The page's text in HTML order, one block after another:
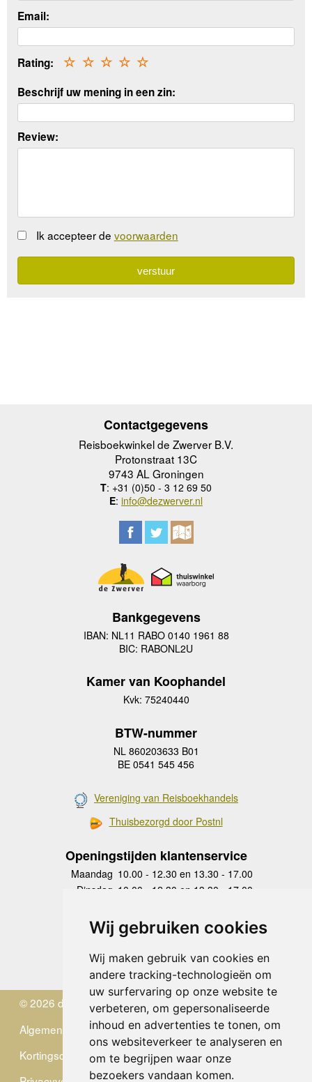
Wij gebruiken cookies
Wij maken gebruik van cookies en
andere tracking-technologieën om
uw surfervaring op onze website te
verbeteren, om gepersonaliseerde
inhoud en advertenties te tonen, om
ons websiteverkeer te analyseren en
om te begrijpen waar onze
bezoekers vandaan komen.
Email:
Rating: ☆
☆
☆
☆
☆
Beschrijf uw mening in een zin:
Review:
Ik accepteer de voorwaarden
Contactgegevens
Reisboekwinkel de Zwerver B.V.
Protonstraat 13C
9743 AL Groningen
T: +31 (0)50 - 3 12 69 50
E: info@dezwerver.nl
Bankgegevens
IBAN: NL11 RABO 0140 1961 88
BIC: RABONL2U
Kamer van Koophandel
Kvk: 75240440
BTW-nummer
NL 860203633 B01
BE 0541 545 456
Vereniging van Reisboekhandels
Thuisbezorgd door Postnl
Openingstijden klantenservice
Maandag 10.00 - 12.30 en 13.30 - 17.00
Dinsdag 10.00 - 12.30 en 13.30 - 17.00
Donderdag
10.00 - 12.30 en 13.30 - 17.00
Vrijdag 10.00 - 12.30 en 13.30 - 17.00
Zaterdag
gesloten
Zondag gesloten
© 2026 de Zwerver
Algemene Voorwaarden
Kortingscode